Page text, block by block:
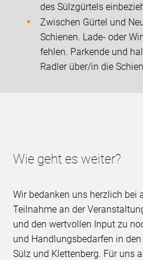
des Sülzgürtels
Zwischen Gürtel und
Schienen. Lade- oder
fehlen. Parkende und
Radler über/in die
Wie geht es weiter?
Wir bedanken uns herzlich bei
Teilnahme an der
und den wertvollen Input zu
und Handlungsbedarfen in
Sülz und Klettenberg. Für uns